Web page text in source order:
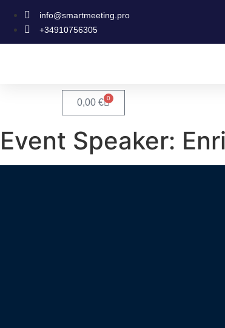
info@smartmeeting.pro
+34910756305
0,00 € 0
Event Speaker: